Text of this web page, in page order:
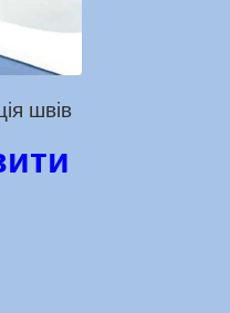
швів